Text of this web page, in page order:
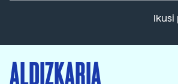
Ikusi
ALDIZKARIA